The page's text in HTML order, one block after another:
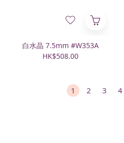
白水晶 7.5mm #W353A
HK$508.00
1 2 3 4